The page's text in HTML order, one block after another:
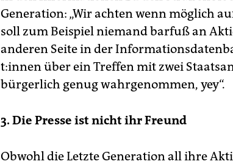
Generation: „Wir achten wenn möglich
soll zum Beispiel niemand barfuß an
anderen Seite in der
t:in­nen über ein Treffen mit zwei
bürgerlich genug wahrgenommen, yey“.
3. Die Presse ist nicht ihr Freund
Obwohl die Letzte Generation all ihre